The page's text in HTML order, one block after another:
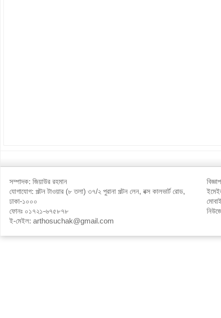
সম্পাদক: জিয়াউর রহমান
যোগাযোগ: পল্টন টাওয়ার (৮ তলা) ৩৭/২ পুরানা পল্টন লেন, বক্স কালভার্ট রোড,
ঢাকা-১০০০
ফোনঃ ০১৭২১-৬৭৫৮৭৮
ই-মেইল: arthosuchak@gmail.com